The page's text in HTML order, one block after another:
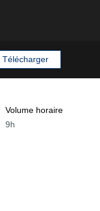
Télécharger
Volume horaire
9h